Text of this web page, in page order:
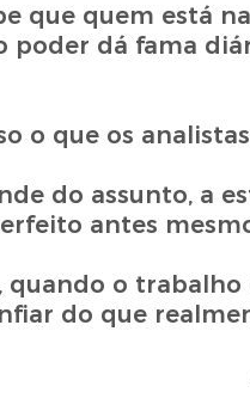
que quem está
poder dá fama
o que os
do assunto, a
antes
quando o
do que